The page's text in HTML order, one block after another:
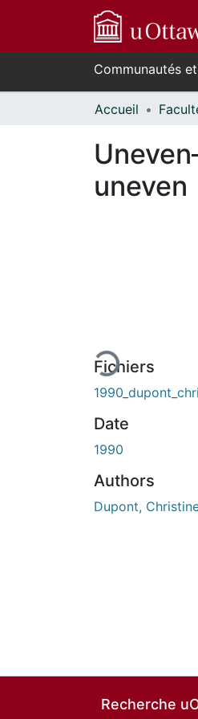
Communautés
Accueil
uneven
Fichiers
Date
1990
Authors
Dupont,
Recherche